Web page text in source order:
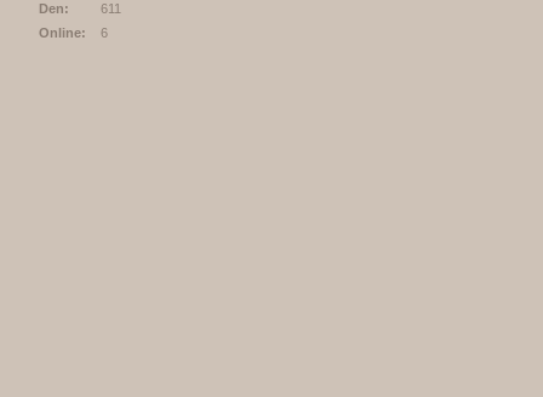
Online: 6
Den:
611